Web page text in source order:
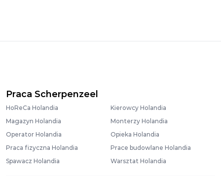
Praca Scherpenzeel
HoReCa Holandia
Kierowcy Holandia
Magazyn Holandia
Monterzy Holandia
Operator Holandia
Opieka Holandia
Praca fizyczna Holandia
Prace budowlane Holandia
Spawacz Holandia
Warsztat Holandia